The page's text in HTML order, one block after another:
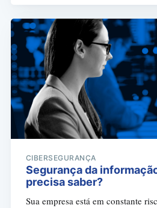
CIBERSEGURANÇA
Segurança da
precisa saber?
Sua empresa está em constante